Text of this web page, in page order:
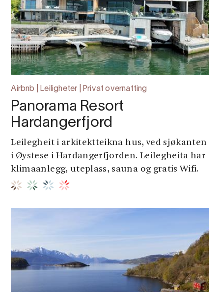
Airbnb | Leiligheter | Privat overnatting
Panorama Resort
Hardangerfjord
Leilegheit i arkitektteikna hus, ved sjøkanten
i Øystese i Hardangerfjorden. Leilegheita har
klimaanlegg, uteplass, sauna og gratis Wifi.